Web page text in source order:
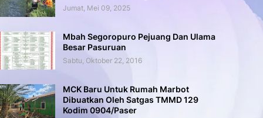
Jumat, Mei 09, 2025
Mbah Segoropuro Pejuang Dan Ulama
Besar Pasuruan
Sabtu, Oktober 22, 2016
MCK Baru Untuk Rumah Marbot
Dibuatkan Oleh Satgas TMMD 129
Kodim 0904/Paser